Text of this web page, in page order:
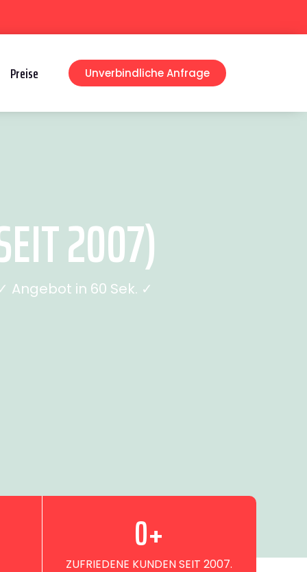
Preise Unverbindliche Anfrage
2007)
Angebot in 60 Sek. ✓
ZUFRIEDENE KUNDEN SEIT 2007.
0+